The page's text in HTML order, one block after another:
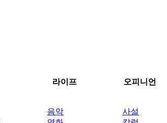
라이프 오피니언
음악
사설